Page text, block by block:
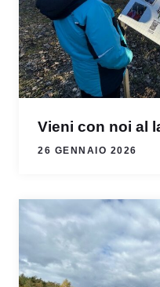
Vieni con noi al
26 GENNAIO 2026